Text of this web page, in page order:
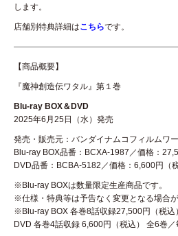
します。
店舗別特典詳細はこちらです。
【商品概要】
『魔神創造伝ワタル』第１巻
Blu-ray BOX＆DVD
2025年6月25日（水）発売
発売・販売元：バンダイナムコフィルムワ
Blu-ray BOX品番：BCXA-1987／価格：
DVD品番：BCBA-5182／価格：6,600円（税
※Blu-ray BOXは数量限定生産商品です。
※仕様・特典等は予告なく変更となる場合が
※Blu-ray BOX 各巻8話収録27,500円（税込
DVD 各巻4話収録 6,600円（税込） 全6巻